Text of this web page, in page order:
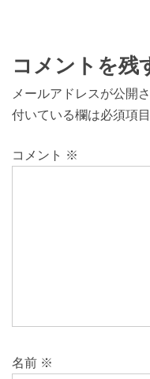
コメントを残
メールアドレスが公開
付いている欄は必須項
コメント ※
名前 ※